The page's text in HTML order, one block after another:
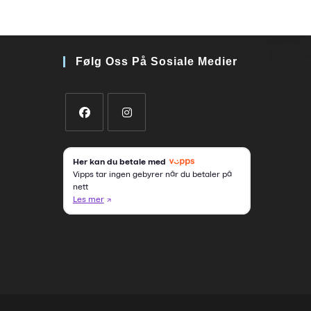
Følg Oss På Sosiale Medier
in
new
tab
in
a